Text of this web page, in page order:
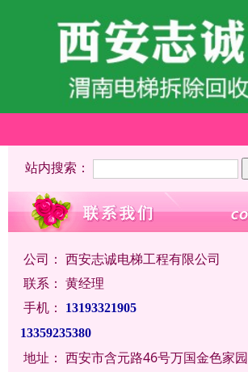
站内搜索：
公司： 西安志诚电梯工程有限公司
联系： 黄经理
手机：
13193321905
13359235380
地址： 西安市含元路46号万国金色家园